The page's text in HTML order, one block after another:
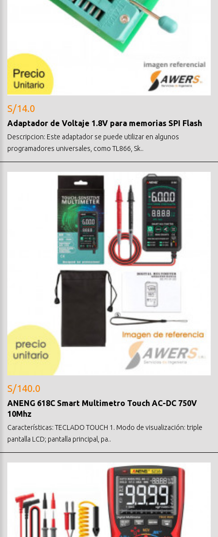
S/14.0
Adaptador de Voltaje 1.8V para memorias SPI Flash
Descripcion: Este adaptador se puede utilizar en algunos
programadores universales, como TL866, Sk..
S/140.0
ANENG 618C Smart Multimetro Touch AC-DC 750V
10Mhz
Características: TECLADO TOUCH 1. Modo de visualización: triple
pantalla LCD; pantalla principal, pa..